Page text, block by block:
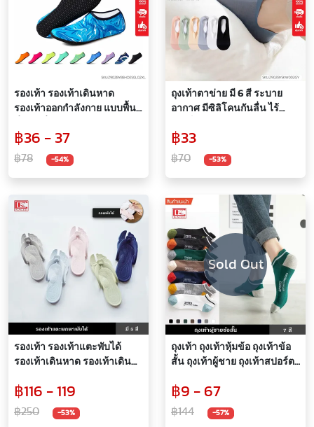
รองเท้า รองเท้าเดินหาด
รองเท้าออกกำลังกาย แบบพื้น
รองเท้าผู้ชาย Unisex
฿36 - 37
฿78 -54%
ถุงเท้าตาข่าย มี 6 สี ระบาย
อากาศ มีซิลิโคนกันลื่น ไร้
สบาย
฿33
฿70 -53%
รองเท้า รองเท้าแตะพับได้
รองเท้าเดินหาด รองเท้าเดิน
รองเท้าใส่อาบน้ำ รองเท้าผู้
หญิง รองเท้าผู้ชาย Unisex พก
พาสะดวก
฿116 - 119
฿250 -53%
Sold Out
ถุงเท้า ถุงเท้าหุ้มข้อ ถุงเท้าข้อ
สั้น ถุงเท้าผู้ชาย ถุงเท้าสปอร์ต
รองเท้า ใส่สบาย ระบายอากาศ
ได้ดี 7 สี
฿9 - 67
฿144 -57%